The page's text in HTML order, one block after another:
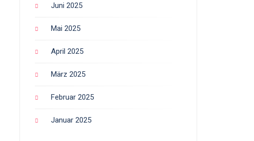
Juni 2025
Mai 2025
April 2025
März 2025
Februar 2025
Januar 2025